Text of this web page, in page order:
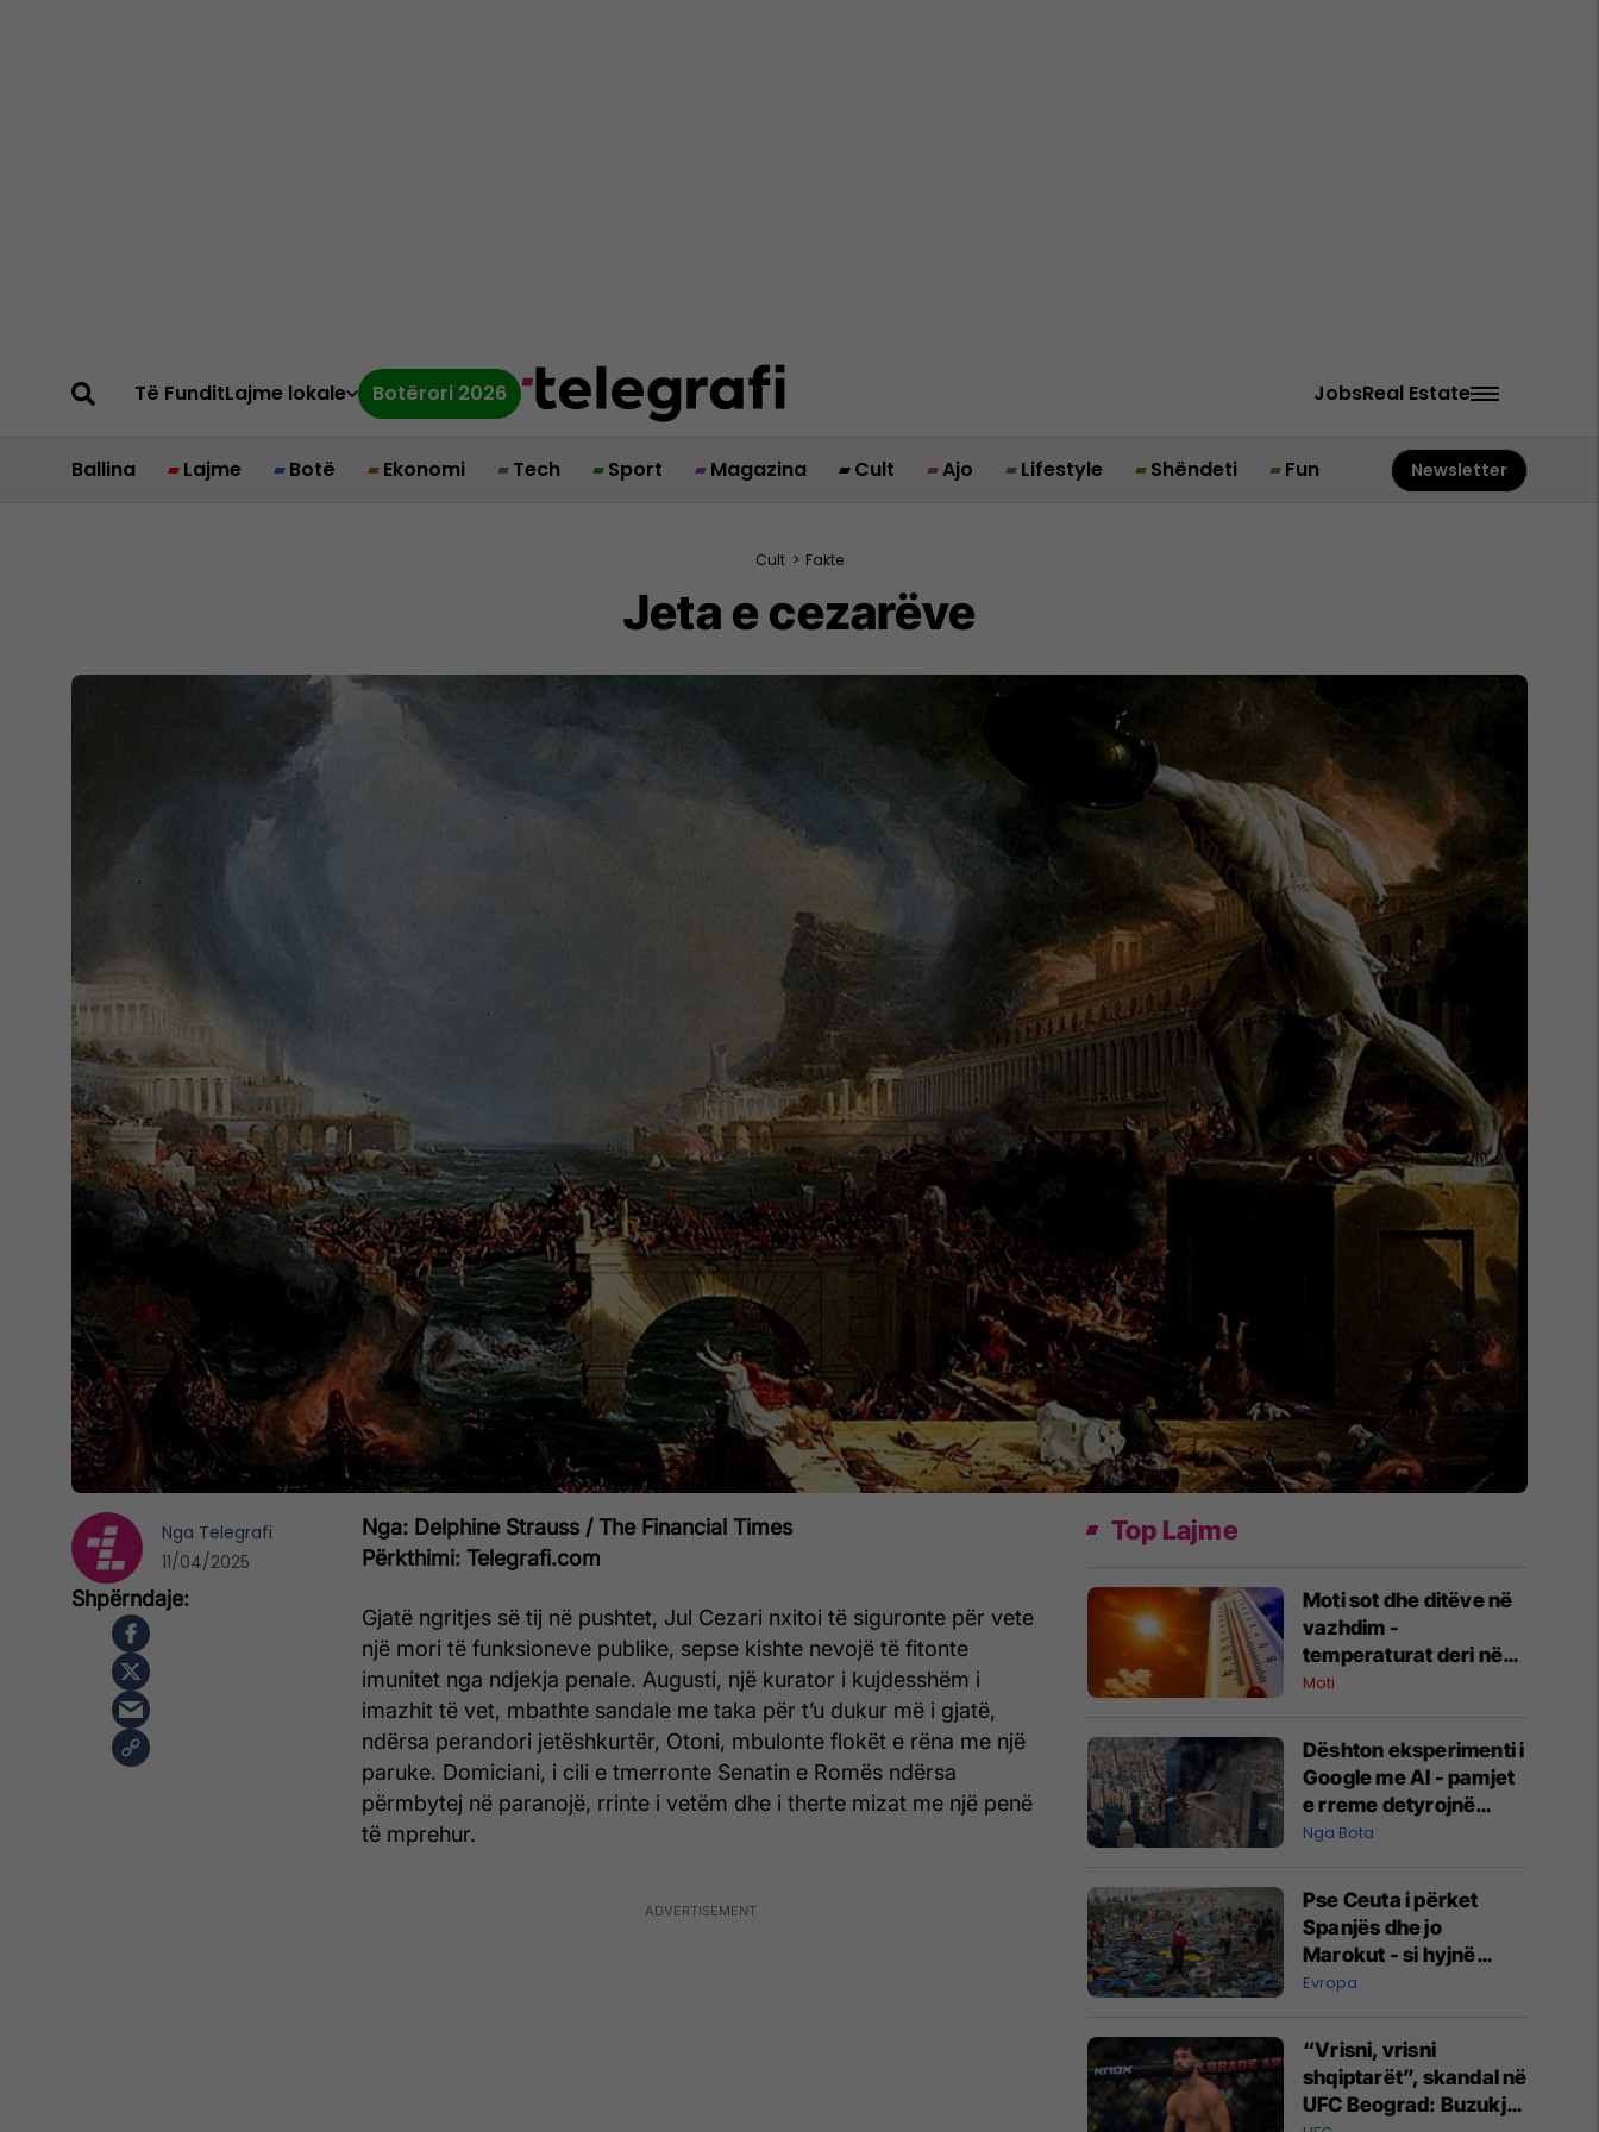
Të FunditLajme lokale Botërori 2026 JobsReal Estate
Ballina Lajme Botë Ekonomi Tech Sport Magazina Cult Ajo Lifestyle Shëndeti Fun Newsletter
Cult > Fakte
Jeta e cezarëve
Nga: Delphine Strauss / The Financial Times
Përkthimi: Telegrafi.com
Gjatë ngritjes së tij në pushtet, Jul Cezari nxitoi të siguronte për vete
një mori të funksioneve publike, sepse kishte nevojë të fitonte
imunitet nga ndjekja penale. Augusti, një kurator i kujdesshëm i
imazhit të vet, mbathte sandale me taka për t’u dukur më i gjatë,
ndërsa perandori jetëshkurtër, Otoni, mbulonte flokët e rëna me një
paruke. Domiciani, i cili e tmerronte Senatin e Romës ndërsa
përmbytej në paranojë, rrinte i vetëm dhe i therte mizat me një penë
të mprehur.
Nga Telegrafi
11/04/2025
Top Lajme
Moti sot dhe ditëve në
vazhdim -
temperaturat deri në
35 gradë Celsius
Moti
Dështon eksperimenti i
Google me AI - pamjet
e rreme detyrojnë
kompaninë të reagojë
Nga Bota
Pse Ceuta i përket
Spanjës dhe jo
Marokut - si hyjnë
masivisht migrantët në
Evropa
“Vrisni, vrisni
shqiptarët”, skandal në
UFC Beograd: Buzukja